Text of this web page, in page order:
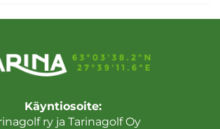
Käyntiosoite:
ry ja Tarinagolf Oy